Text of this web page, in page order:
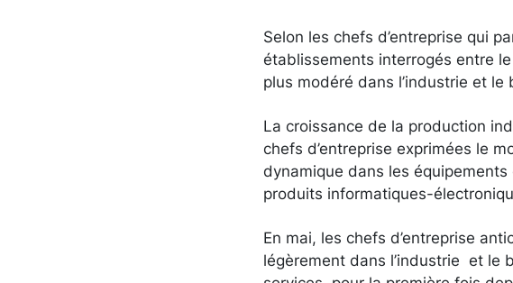
Selon les chefs d’entreprise qui
établissements interrogés entre
plus modéré dans l’industrie et
La croissance de la production
chefs d’entreprise exprimées le
dynamique dans les
produits informatiques-
En mai, les chefs d’entreprise
légèrement dans l’industrie et le